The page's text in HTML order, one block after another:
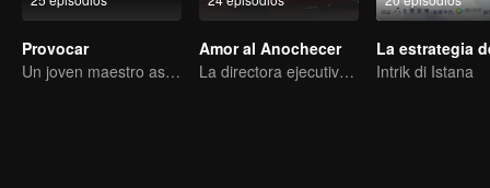
Provocar
Un joven maestro astuto se enamora de una cantante misteriosa
Amor al Anochecer
La directora ejecutiva se enamoró de su novio contractual
Intrik di Istana